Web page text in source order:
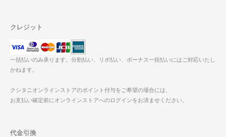
クレジット
一括払いのみ承ります。分割払い、リボ払い、ボーナス一括払いにはご対応いたし
かねます。
クシタニオンラインストアのポイント付与をご希望の場合には、
お支払い確定前にオンラインストアへのログインをお済ませください。
代金引換